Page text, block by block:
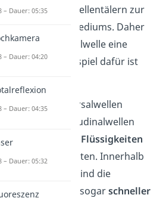
und an Wellentälern zur
des Mediums. Daher
eine Longitudinalwelle eine
Ein Beispiel dafür ist
als Transversalwellen
sich Longitudinalwellen
innerhalb von Flüssigkeiten
Gasenausbreiten. Innerhalb
sind die
sogarschneller
– Dauer: 05:35
– Dauer: 04:20
– Dauer: 04:35
– Dauer: 05:32